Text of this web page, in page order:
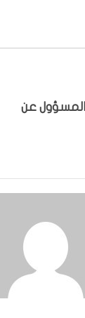
المسؤول عن